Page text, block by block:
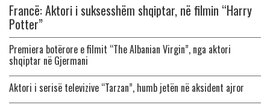
Francë: Aktori i suksesshëm shqiptar, në filmin “Harry
Potter”
Premiera botërore e filmit “The Albanian Virgin”, nga aktori
shqiptar në Gjermani
Aktori i serisë televizive “Tarzan”, humb jetën në aksident ajror